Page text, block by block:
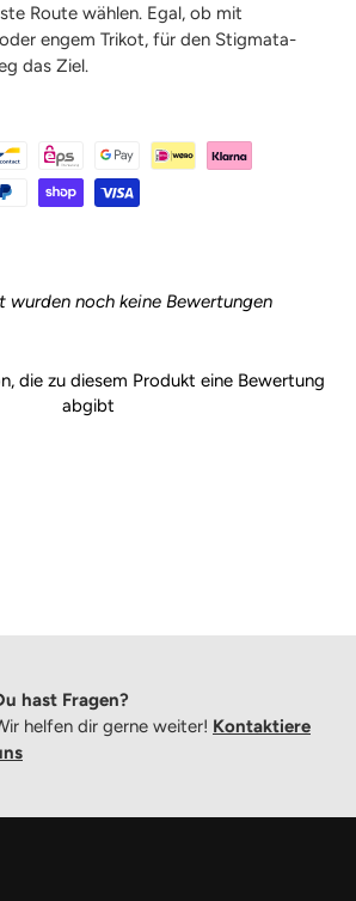
Route wählen. Egal, ob mit
engem Trikot, für den Stigmata-
das Ziel.
wurden noch keine Bewertungen
die zu diesem Produkt eine Bewertung
abgibt
hast Fragen?
helfen dir gerne weiter! Kontaktiere